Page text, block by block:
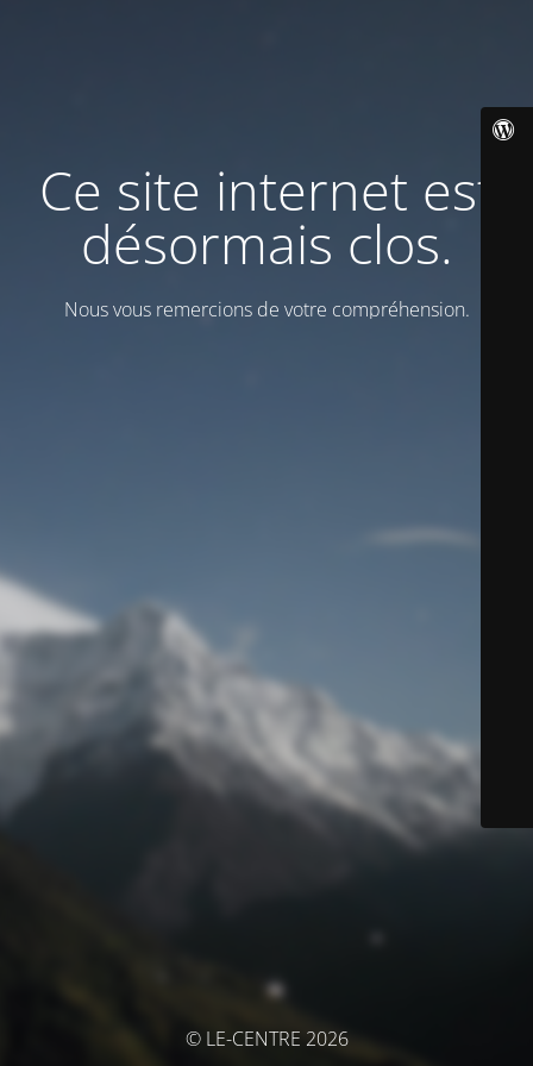
Ce site internet est
désormais clos.
Nous vous remercions de votre compréhension.
© LE-CENTRE 2026